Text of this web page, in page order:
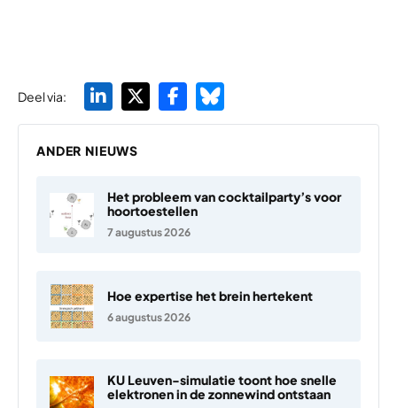
Deel via:
ANDER NIEUWS
Het probleem van cocktailparty’s voor
hoortoestellen
7 augustus 2026
Hoe expertise het brein hertekent
6 augustus 2026
KU Leuven-simulatie toont hoe snelle
elektronen in de zonnewind ontstaan